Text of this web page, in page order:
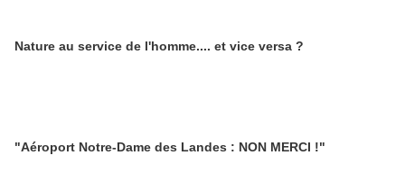
Nature au service de l'homme.... et vice versa ?
"Aéroport Notre-Dame des Landes : NON MERCI !"